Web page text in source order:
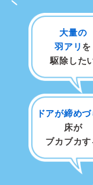
大量の
羽アリ を
駆除した
ドアが締め
床が
ブカブカす